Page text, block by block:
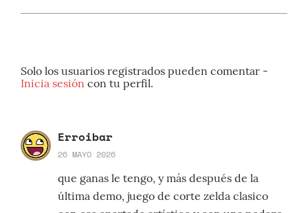
Solo los usuarios registrados pueden comentar -
Inicia sesión con tu perfil.
Erroibar
26 MAYO 2026
que ganas le tengo, y más después de la
última demo, juego de corte zelda clasico